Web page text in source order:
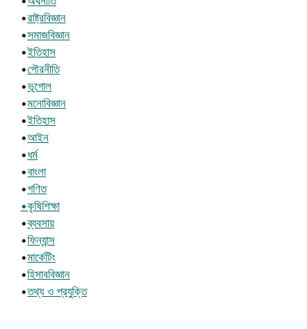
•রাষ্ট্রবিজ্ঞান
•সমাজবিজ্ঞান
•ইতিহাস
•পৌরনীতি
•ভূগোল
•মনোবিজ্ঞান
•ইতিহাস
•আইন
•ধর্ম
•বাংলা
•গণিত
•কৃষিশিক্ষা
•ব্যবসায়
•ফিন্যান্স
•মার্কেটিং
•হিসাববিজ্ঞান
•তথ্য ও প্রযুক্তি